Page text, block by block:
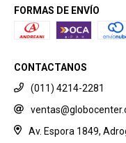
FORMAS DE ENVÍO
CONTACTANOS
(011) 4214-2281
Av. Espora 1849,